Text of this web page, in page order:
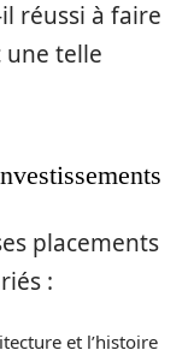
réussi à faire
telle
placements
:
et l’histoire